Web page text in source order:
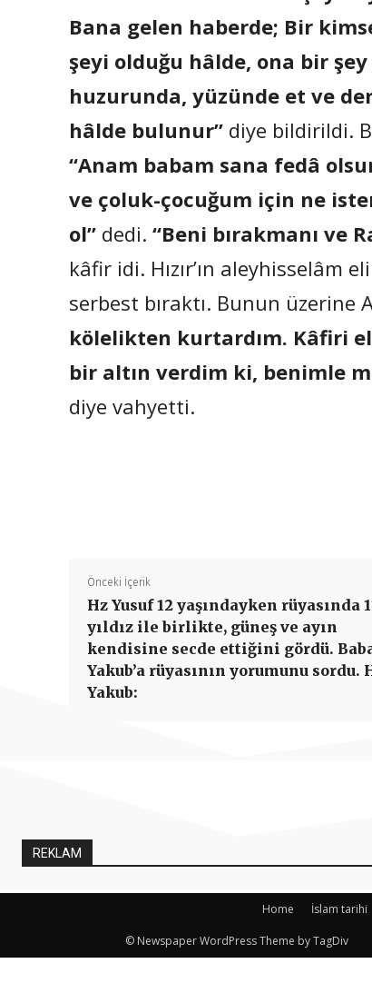
Bana gelen haberde; Bir
şeyi olduğu hâlde, ona bir
huzurunda, yüzünde et ve
hâlde bulunur” diye bildirildi.
“Anam babam sana fedâ
ve çoluk-çocuğum için ne
ol” dedi. “Beni bırakmanı ve
kâfir idi. Hızır’ın aleyhisselâm
serbest bıraktı. Bunun üzerine
kölelikten kurtardım. Kâfiri
bir altın verdim ki, benimle
diye vahyetti.
Önceki İçerik
Hz Yusuf 12 yaşındayken rüyasında
yıldız ile birlikte, güneş ve ayın
kendisine secde ettiğini gördü.
Yakub’a rüyasının yorumunu sordu.
Yakub:
REKLAM
Home İslam tarihi
© Newspaper WordPress Theme by TagDiv